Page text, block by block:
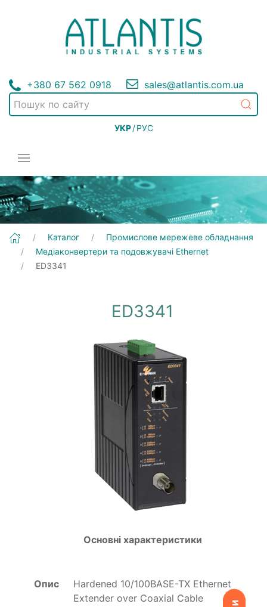
+380 67 562 0918 sales@atlantis.com.ua
УКР / РУС
Каталог
Промислове мережеве обладнання
Медіаконвертери та подовжувачі Ethernet
ED3341
ED3341
Основні характеристики
Опис
Hardened 10/100BASE-TX Ethernet
Extender over Coaxial Cable